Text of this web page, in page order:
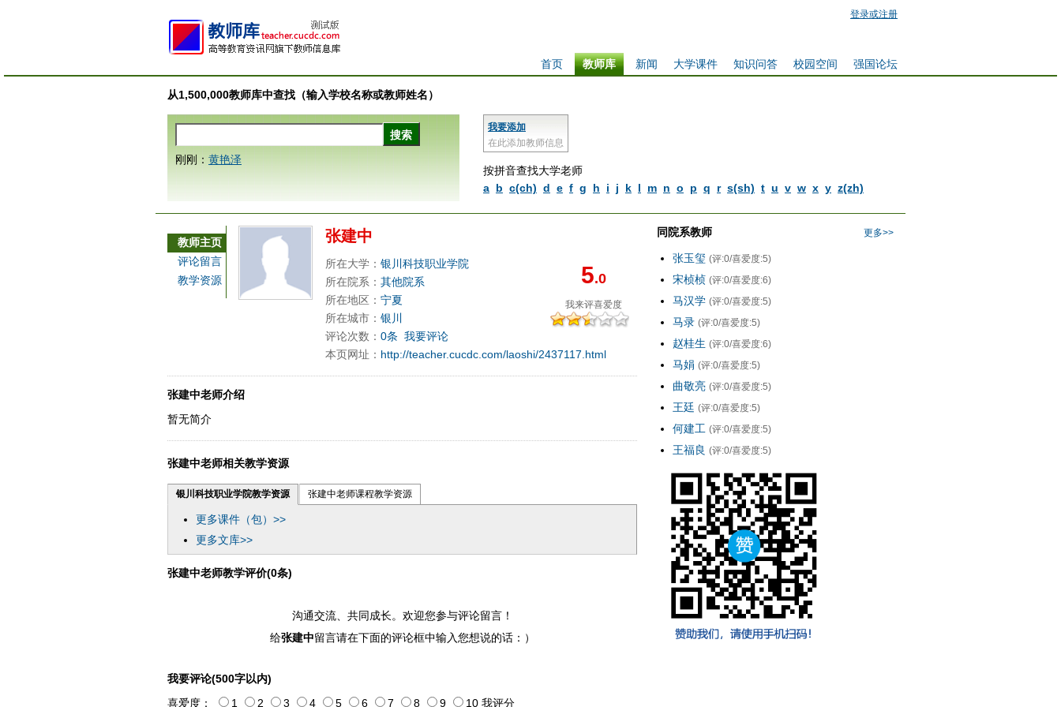
登录或注册
强国论坛
校园空间
知识问答
大学课件
新闻
教师库
首页
从1,500,000教师库中查找（输入学校名称或教师姓名）
我要添加
在此添加教师信息
按拼音查找大学老师
a b c(ch) d e f g h i j k l m n o p q r s(sh) t u v w x y z(zh)
刚刚： 黄艳泽
教师主页
评论留言
教学资源
张建中
5.0
我来评喜爱度
所在大学： 银川科技职业学院
所在院系： 其他院系
所在地区： 宁夏
所在城市： 银川
评论次数： 0条 我要评论
本页网址： http://teacher.cucdc.com/laoshi/2437117.html
张建中老师介绍
暂无简介
张建中老师相关教学资源
银川科技职业学院教学资源 张建中老师课程教学资源
更多课件（包）>>
更多文库>>
张建中老师教学评价(0条)
沟通交流、共同成长。欢迎您参与评论留言！
给张建中留言请在下面的评论框中输入您想说的话：）
我要评论(500字以内)
喜爱度：
1 2 3 4 5 6 7 8 9 10 我评分
更多>>
同院系教师
张玉玺 (评:0/喜爱度:5)
宋桢桢 (评:0/喜爱度:6)
马汉学 (评:0/喜爱度:5)
马录 (评:0/喜爱度:5)
赵桂生 (评:0/喜爱度:6)
马娟 (评:0/喜爱度:5)
曲敬亮 (评:0/喜爱度:5)
王廷 (评:0/喜爱度:5)
何建工 (评:0/喜爱度:5)
王福良 (评:0/喜爱度:5)